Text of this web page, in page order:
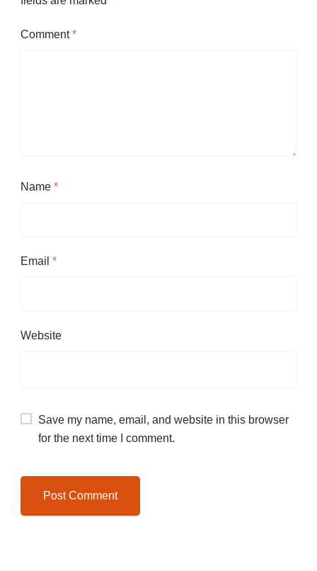
Comment*
Name *
Email *
Website
Save my name, email, and website in this browser
for the next time I comment.